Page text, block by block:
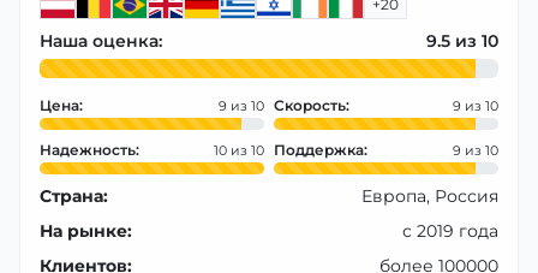
+20
Наша оценка: 9.5
Цена: 9 Скорость: 9
Надежность: 10 Поддержка: 9
Страна:
Европа, Россия
На рынке:
с 2019 года
Клиентов:
более 100000